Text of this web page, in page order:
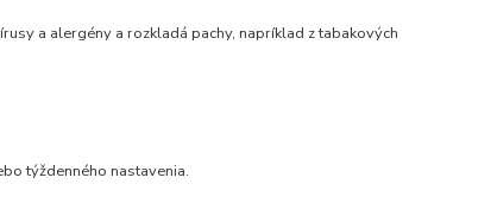
a alergény a rozkladá pachy, napríklad z tabakových
týždenného nastavenia.